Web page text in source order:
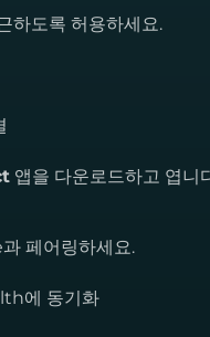
도록 허용하세요.
앱을 다운로드하고 엽니
페어링하세요.
에 동기화